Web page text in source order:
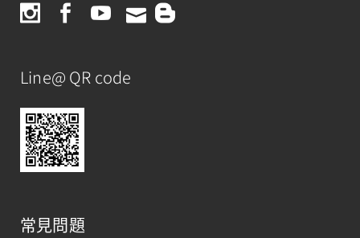
Line@ QR code
常見問題